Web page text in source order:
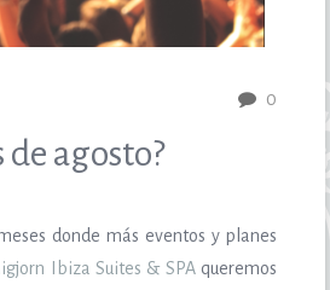
0
de agosto?
donde más eventos y planes
Ibiza Suites & SPAqueremos